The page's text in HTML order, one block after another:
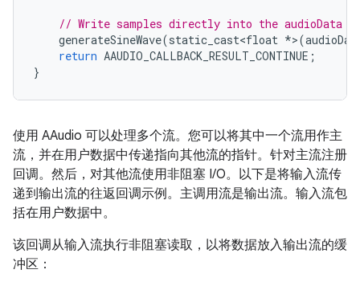
// Write samples directly into the audioData
generateSineWave(static_cast<float *>(
return AAUDIO_CALLBACK_RESULT_CONTINUE ;
}
使用 AAudio 可以处理多个流。您可以将其中一个流用作主
流，并在用户数据中传递指向其他流的指针。针对主流注册
回调。然后，对其他流使用非阻塞 I/O。以下是将输入流传
递到输出流的往返回调示例。主调用流是输出流。输入流包
括在用户数据中。
该回调从输入流执行非阻塞读取，以将数据放入输出流的缓
冲区：